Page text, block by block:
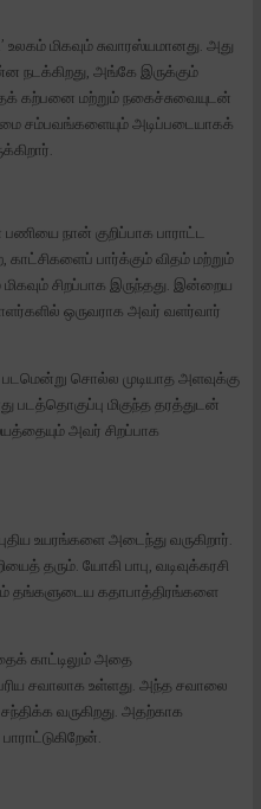
உலகம் மிகவும் சுவாரஸ்யமானது. அது
அங்கே இருக்கும்
கற்பனை மற்றும் நகைச்சுவையுடன்
சம்பவங்களையும் அடிப்படையாகக்
நான் குறிப்பாக பாராட்ட
காட்சிகளைப் பார்க்கும் விதம் மற்றும்
சிறப்பாக இருந்தது. இன்றைய
ஒருவராக அவர் வளர்வார்
சொல்ல முடியாத அளவுக்கு
படத்தொகுப்பு மிகுந்த தரத்துடன்
அவர் சிறப்பாக
உயரங்களை அடைந்து வருகிறார்.
தரும். யோகி பாபு, வடிவுக்கரசி
தங்களுடைய கதாபாத்திரங்களை
காட்டிலும் அதை
சவாலாக உள்ளது. அந்த சவாலை
வருகிறது. அதற்காக